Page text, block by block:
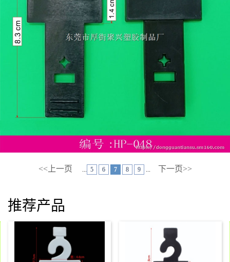
<<上一页 ... 5 6 7 8 9 ... 下一页>>
推荐产品